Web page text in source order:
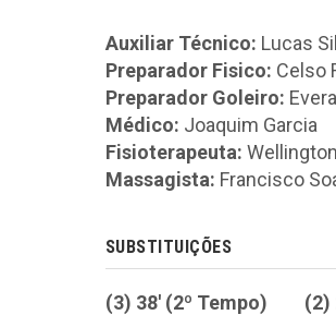
Auxiliar Técnico: Lucas
Preparador Fisico: Celso
Preparador Goleiro:
Médico: Joaquim Garcia
Fisioterapeuta:
Massagista: Francisco
SUBSTITUIÇÕES
(3) 38' (2º Tempo) (2)